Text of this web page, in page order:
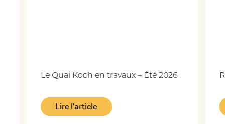
Le Quai Koch en travaux – Été 2026
Lire l'article